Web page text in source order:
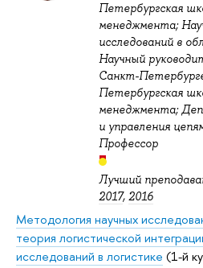
Петербургская
менеджмента;
исследований в
Научный
Санкт-
Петербургская
менеджмента;
и управления
Профессор
Лучший
2017, 2016
Методология научных
теория логистической
исследований в логистике (1-й